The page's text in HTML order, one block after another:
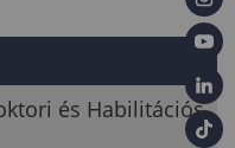
és Habilitációs